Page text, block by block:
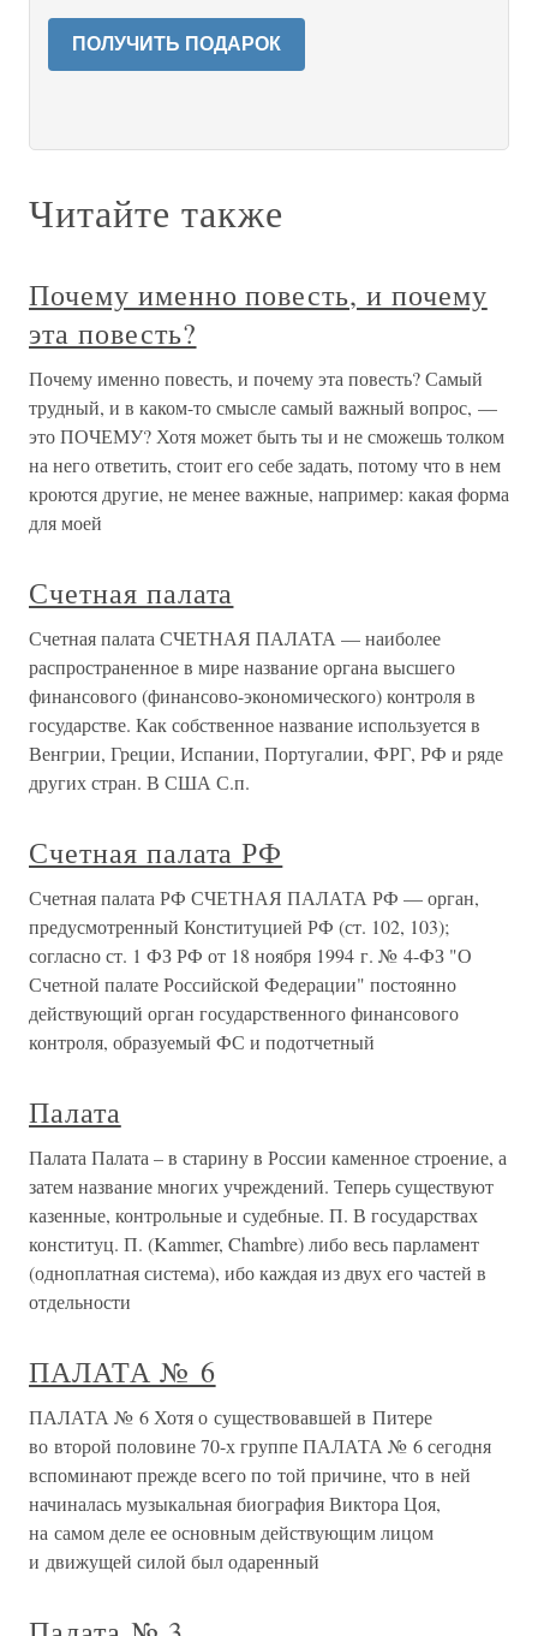
ПОЛУЧИТЬ ПОДАРОК
Читайте также
Почему именно повесть, и почему
эта повесть?
Почему именно повесть, и почему эта повесть? Самый
трудный, и в каком-то смысле самый важный вопрос, —
это ПОЧЕМУ? Хотя может быть ты и не сможешь толком
на него ответить, стоит его себе задать, потому что в нем
кроются другие, не менее важные, например: какая форма
для моей
Счетная палата
Счетная палата СЧЕТНАЯ ПАЛАТА — наиболее
распространенное в мире название органа высшего
финансового (финансово-экономического) контроля в
государстве. Как собственное название используется в
Венгрии, Греции, Испании, Португалии, ФРГ, РФ и ряде
других стран. В США С.п.
Счетная палата РФ
Счетная палата РФ СЧЕТНАЯ ПАЛАТА РФ — орган,
предусмотренный Конституцией РФ (ст. 102, 103);
согласно ст. 1 ФЗ РФ от 18 ноября 1994 г. № 4-ФЗ "О
Счетной палате Российской Федерации" постоянно
действующий орган государственного финансового
контроля, образуемый ФС и подотчетный
Палата
Палата Палата – в старину в России каменное строение, а
затем название многих учреждений. Теперь существуют
казенные, контрольные и судебные. П. В государствах
конституц. П. (Kammer, Chambre) либо весь парламент
(одноплатная система), ибо каждая из двух его частей в
отдельности
ПАЛАТА № 6
ПАЛАТА № 6 Хотя о существовавшей в Питере
во второй половине 70-х группе ПАЛАТА № 6 сегодня
вспоминают прежде всего по той причине, что в ней
начиналась музыкальная биография Виктора Цоя,
на самом деле ее основным действующим лицом
и движущей силой был одаренный